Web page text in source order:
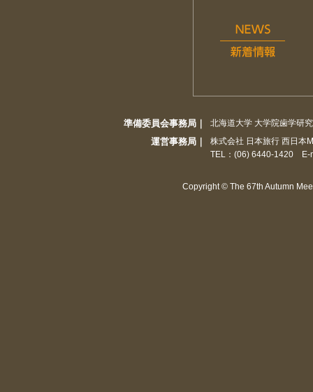
準備委員会事務局｜ 北海道大学 大学院歯学研
運営事務局｜
株式会社 日本旅行 西日本
TEL：(06) 6440-1420 E-
Copyright © The 67th Autumn